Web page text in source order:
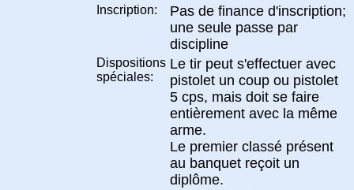
Inscription:
Pas de finance d'inscription;
une seule passe par
discipline
Dispositions
spéciales:
Le tir peut s'effectuer avec
pistolet un coup ou pistolet
5 cps, mais doit se faire
entièrement avec la même
arme.
Le premier classé présent
au banquet reçoit un
diplôme.